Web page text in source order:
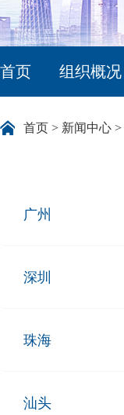
首页 组织概况
首页 > 新闻中心 >
广州
深圳
珠海
汕头